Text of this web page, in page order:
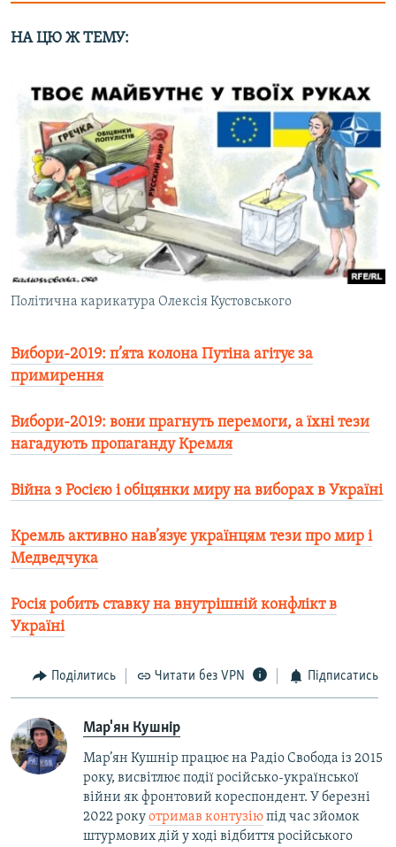
НА ЦЮ Ж ТЕМУ:
Політична карикатура Олексія Кустовського
Вибори-2019: п’ята колона Путіна агітує за
примирення
Вибори-2019: вони прагнуть перемоги, а їхні тези
нагадують пропаганду Кремля
Війна з Росією і обіцянки миру на виборах в Україні
Кремль активно нав’язує українцям тези про мир і
Медведчука
Росія робить ставку на внутрішній конфлікт в
Україні
Поділитись Читати без VPN Підписатись
Мар'ян Кушнір
Мар’ян Кушнір працює на Радіо Свобода із 2015
року, висвітлює події російсько-української
війни як фронтовий кореспондент. У березні
2022 рокуотримав контузіюпід час зйомок
штурмових дій у ході відбиття російського